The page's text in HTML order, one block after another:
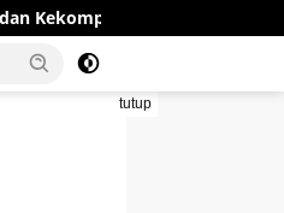
Forum Penyelamat
tutup